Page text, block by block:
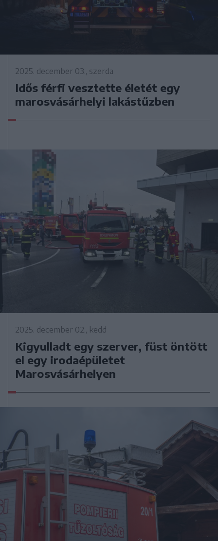
2025. december 03., szerda
Idős férfi vesztette életét egy
marosvásárhelyi lakástűzben
2025. december 02., kedd
Kigyulladt egy szerver, füst öntött
el egy irodaépületet
Marosvásárhelyen